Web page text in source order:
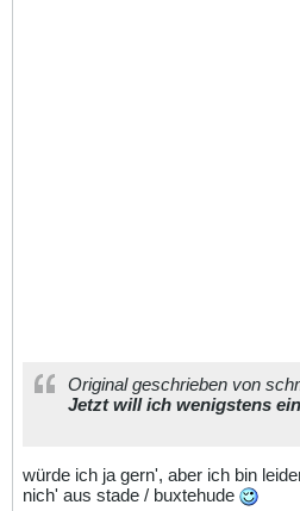
Original geschrieben von
Jetzt will ich wenigstens
würde ich ja gern', aber ich bin
nich' aus stade / buxtehude